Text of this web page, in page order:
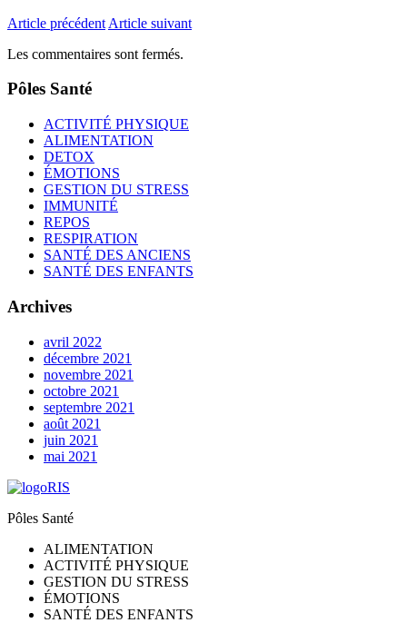
Article précédent Article suivant
Les commentaires sont fermés.
Pôles Santé
ACTIVITÉ PHYSIQUE
ALIMENTATION
DETOX
ÉMOTIONS
GESTION DU STRESS
IMMUNITÉ
REPOS
RESPIRATION
SANTÉ DES ANCIENS
SANTÉ DES ENFANTS
Archives
avril 2022
décembre 2021
novembre 2021
octobre 2021
septembre 2021
août 2021
juin 2021
mai 2021
Pôles Santé
ALIMENTATION
ACTIVITÉ PHYSIQUE
GESTION DU STRESS
ÉMOTIONS
SANTÉ DES ENFANTS